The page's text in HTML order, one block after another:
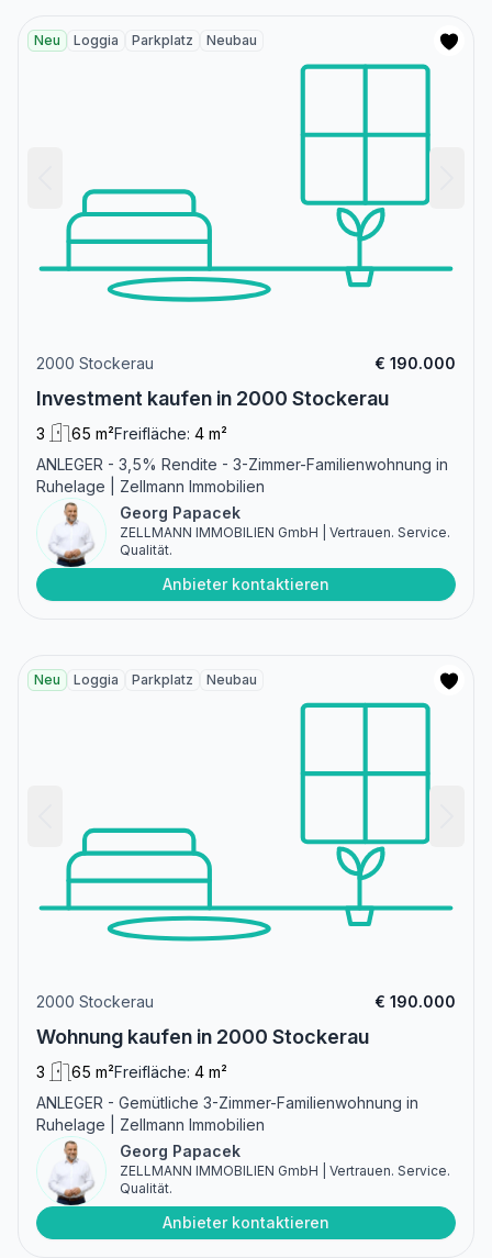
Neu Loggia Parkplatz Neubau
2000 Stockerau € 190.000
Investment kaufen in 2000 Stockerau
3 65 m²Freifläche: 4 m²
ANLEGER - 3,5% Rendite - 3-Zimmer-Familienwohnung in
Ruhelage | Zellmann Immobilien
Georg Papacek
ZELLMANN IMMOBILIEN GmbH | Vertrauen. Service.
Qualität.
Anbieter kontaktieren
Neu Loggia Parkplatz Neubau
2000 Stockerau € 190.000
Wohnung kaufen in 2000 Stockerau
3 65 m²Freifläche: 4 m²
ANLEGER - Gemütliche 3-Zimmer-Familienwohnung in
Ruhelage | Zellmann Immobilien
Georg Papacek
ZELLMANN IMMOBILIEN GmbH | Vertrauen. Service.
Qualität.
Anbieter kontaktieren